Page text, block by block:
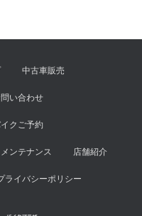
中古車販売
い合わせ
クご予約
ンテナンス 店舗紹介
ライバシーポリシー